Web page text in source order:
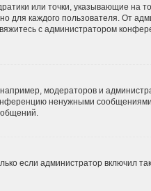
или точки, указывающие на
для каждого пользователя. От
с администратором
модераторов и
ненужными сообщениями
если администратор включил